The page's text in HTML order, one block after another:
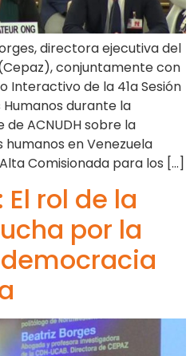
directora ejecutiva del
conjuntamente con
Interactivo de la 41a Sesión
durante la
ACNUDH sobre la
en Venezuela
Comisionada para los […]
rol de la
por la